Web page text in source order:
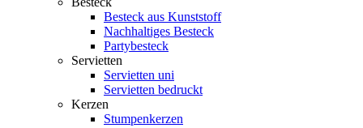
Besteck aus Kunststoff
Nachhaltiges Besteck
Partybesteck
Servietten
Servietten uni
Servietten bedruckt
Kerzen
Stumpenkerzen